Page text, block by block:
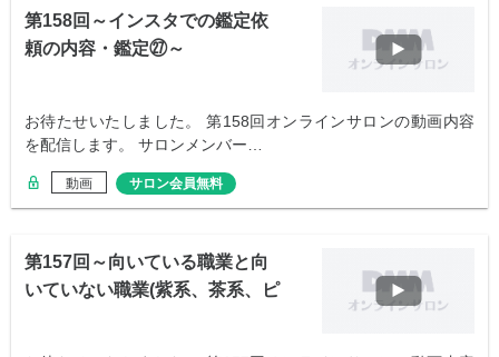
第158回～インスタでの鑑定依
頼の内容・鑑定㉗～
お待たせいたしました。 第158回オンラインサロンの動画内容
を配信します。 サロンメンバー…
動画 サロン会員無料
第157回～向いている職業と向
いていない職業(紫系、茶系、ピ